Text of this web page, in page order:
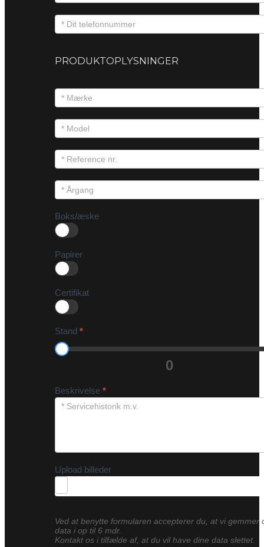
PRODUKTOPLYSNINGER
Boks/æske
Papirer
Certifikat
Stand *
0
Beskrivelse *
Upload billeder
Ved at benytte formularen accepterer du, at vi gemmer
data i op til 6 mdr.
Kontakt os i tilfælde af, at du vil have dine data slettet.